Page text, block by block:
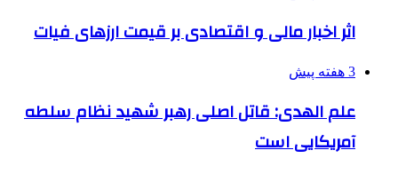
اثر اخبار مالی و اقتصادی بر قیمت ارزهای فیات
3 هفته پیش
علم الهدی: قاتل اصلی رهبر شهید نظام سلطه
آمریکایی است